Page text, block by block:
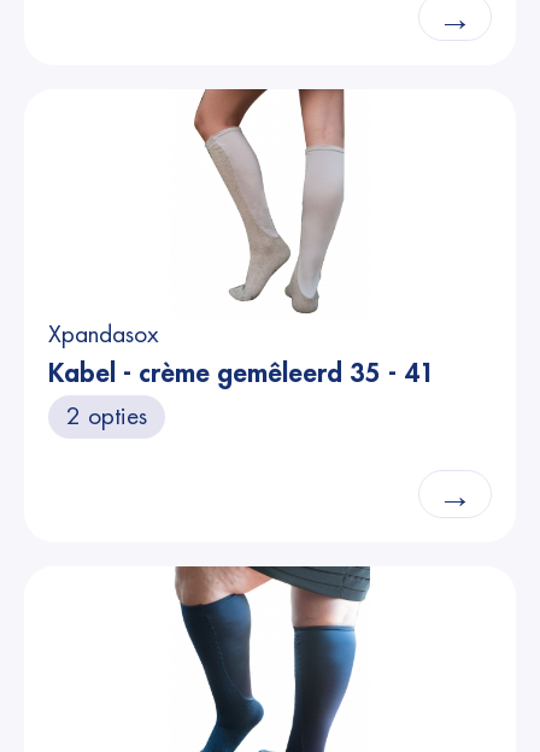
→
Xpandasox
Kabel - crème gemêleerd 35 - 41
2 opties
→